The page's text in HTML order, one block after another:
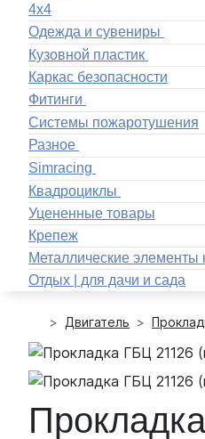
4x4
Одежда и сувениры
Кузовной пластик
Каркас безопасности
Фитинги
Системы пожаротушения
Разное
Simracing
Квадроциклы
Уцененные товары
Крепеж
Металлические элементы
Отдых | для дачи и сада
Двигатель